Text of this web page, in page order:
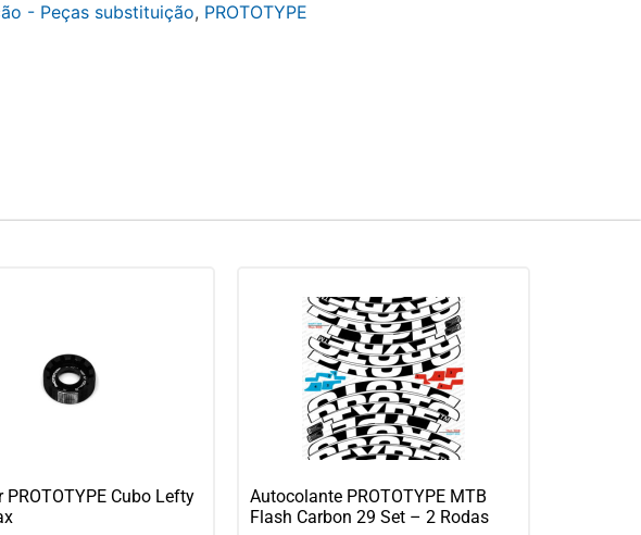
- Peças substituição, PROTOTYPE
PROTOTYPE Cubo Lefty
Autocolante PROTOTYPE MTB
Flash Carbon 29 Set – 2 Rodas